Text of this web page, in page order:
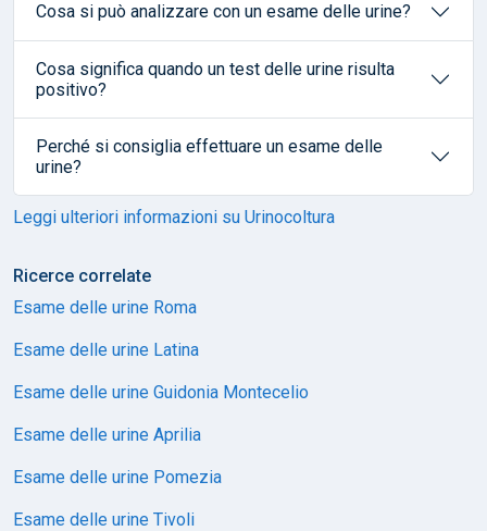
Cosa si può analizzare con un esame delle urine?
Cosa significa quando un test delle urine risulta
positivo?
Perché si consiglia effettuare un esame delle
urine?
Leggi ulteriori informazioni su Urinocoltura
Ricerce correlate
Esame delle urine Roma
Esame delle urine Latina
Esame delle urine Guidonia Montecelio
Esame delle urine Aprilia
Esame delle urine Pomezia
Esame delle urine Tivoli